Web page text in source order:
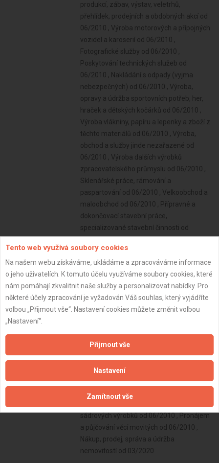
produkcí, zábav, výstav, veletrhů,
přehlídek, prodejních a obdobných akcí od
06/2010 , Výroba motorových a přípojných
vozidel a karoserií od 06/2010 ,
Fotografické služby od 06/2010 ,
Poskytování technických služeb od
06/2010 , Nakládání s odpady (vyjma
nebezpečných) od 06/2010 , Výroba,
opravy a údržba sportovních potřeb, her,
hraček a dětských kočárků od 06/2010 ,
Výroba vlákniny, papíru a lepenky a zboží z
těchto materiálů od 06/2010 , Výroba,
obchod a služby jinde nezařazené od
06/2010 , Výroba dalších výrobků
zpracovatelského průmyslu od 06/2010 ,
Sklenářské práce, rámování a
paspartování od 06/2010 , Velkoobchod a
maloobchod od 06/2010 , Přípravné a
dokončovací stavební práce,
specializované stavební činnosti od
služeb od 06/2010 , Vydavatelské činnosti,
polygrafická výroba, knihařské a kopírovací
práce od 06/2010 , Skladování, balení
zboží, manipulace s nákladem a technické
činnosti v dopravě od 06/2010 ,
Poskytování software, poradenství v
zpracování dat, hostingové a související
činnosti a webové portály od 06/2010 ,
Výroba a zpracování skla od 06/2010 ,
Poskytování služeb pro zemědělství,
zahradnictví, rybníkářství, lesnictví a
myslivost od 06/2010 , Výroba stavebních
sádrových výrobků od 06/2010 , Pronájem
a půjčování věcí movitých od 06/2010 ,
Nákup, prodej, správa a údržba
nemovitostí od 03/2020
Tento web využívá soubory cookies
Na našem webu získáváme, ukládáme a zpracováváme informace
o jeho uživatelích. K tomuto účelu využíváme soubory cookies, které
nám pomáhají zkvalitnit naše služby a personalizovat nabídky. Pro
některé účely zpracování je vyžadován Váš souhlas, který vyjádříte
volbou „Přijmout vše“. Nastavení cookies můžete změnit volbou
„Nastavení“.
Přijmout vše
Nastavení
Zamítnout vše